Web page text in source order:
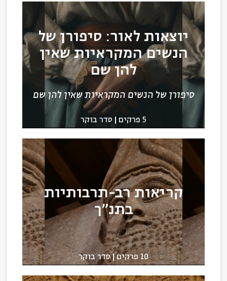
יוצאות לאור: סיפורן של
הנשים המקראיות שאין
להן שם
סיפורן של הנשים המקראיות שאין להן שם
5 פרקים סדר בוקר
קריאות רב-תרבותיות
בתנ"ך
10 פרקים סדר בוקר